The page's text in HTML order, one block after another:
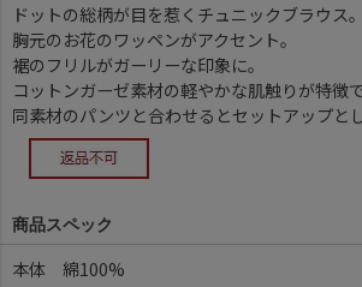
ドットの総柄が目を惹くチュニックブラウス。
胸元のお花のワッペンがアクセント。
裾のフリルがガーリーな印象に。
コットンガーゼ素材の軽やかな肌触りが特徴で
同素材のパンツと合わせるとセットアップと
商品スペック
本体 綿100%